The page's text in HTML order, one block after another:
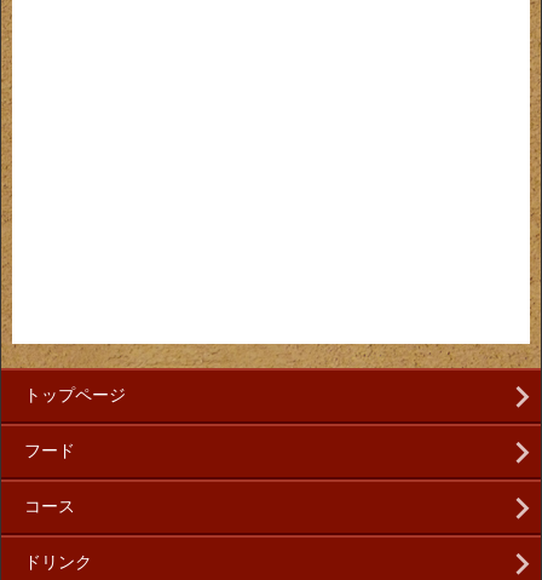
トップページ
フード
コース
ドリンク